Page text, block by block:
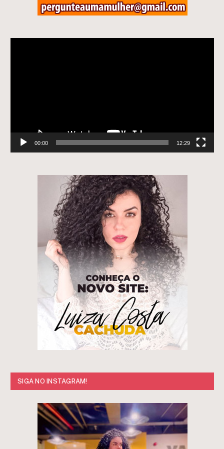
00:00 12:29
SIGA NO INSTAGRAM!